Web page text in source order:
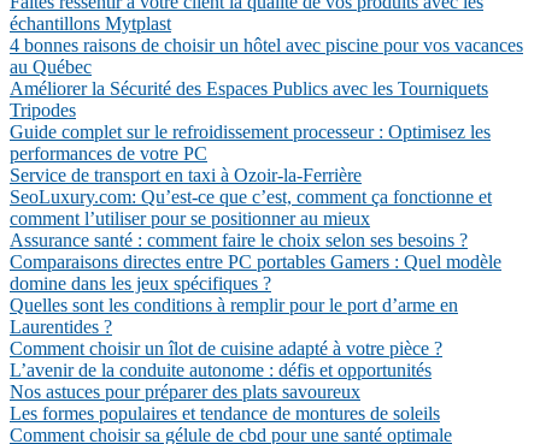
échantillons Mytplast
4 bonnes raisons de choisir un hôtel avec piscine pour vos vacances
au Québec
Améliorer la Sécurité des Espaces Publics avec les Tourniquets
Tripodes
Guide complet sur le refroidissement processeur : Optimisez les
performances de votre PC
Service de transport en taxi à Ozoir-la-Ferrière
SeoLuxury.com: Qu’est-ce que c’est, comment ça fonctionne et
comment l’utiliser pour se positionner au mieux
Assurance santé : comment faire le choix selon ses besoins ?
Comparaisons directes entre PC portables Gamers : Quel modèle
domine dans les jeux spécifiques ?
Quelles sont les conditions à remplir pour le port d’arme en
Laurentides ?
Comment choisir un îlot de cuisine adapté à votre pièce ?
L’avenir de la conduite autonome : défis et opportunités
Nos astuces pour préparer des plats savoureux
Les formes populaires et tendance de montures de soleils
Comment choisir sa gélule de cbd pour une santé optimale